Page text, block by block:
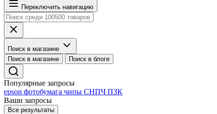
Переключить навигацию
Поиск в магазине
Поиск в магазине
Поиск в блоге
Популярные запросы
epson фотобумага чипы СНПЧ ПЗК
Ваши запросы
Все результаты